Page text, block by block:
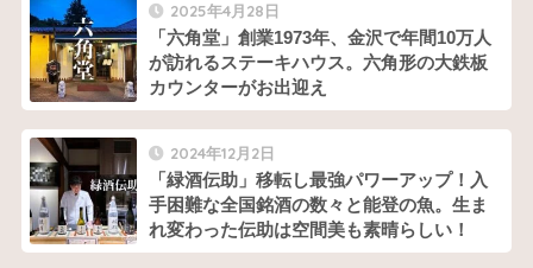
2025年4月28日
「六角堂」創業1973年、金沢で年間10万人
が訪れるステーキハウス。六角形の大鉄板
カウンターがお出迎え
2024年12月2日
「緑酒伝助」移転し最強パワーアップ！入
手困難な全国銘酒の数々と能登の魚。生ま
れ変わった伝助は空間美も素晴らしい！